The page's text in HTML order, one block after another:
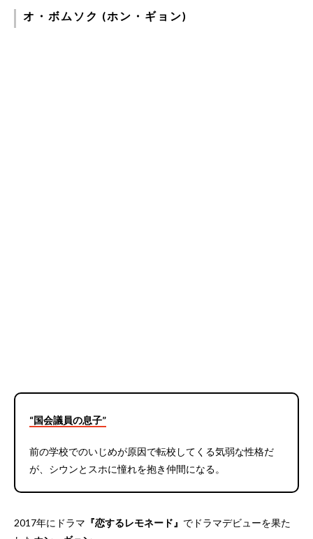
オ・ボムソク (ホン・ギョン)
“国会議員の息子”
前の学校でのいじめが原因で転校してくる気弱な性格だ
が、シウンとスホに憧れを抱き仲間になる。
2017年にドラマ 『恋するレモネード』 でドラマデビューを果た